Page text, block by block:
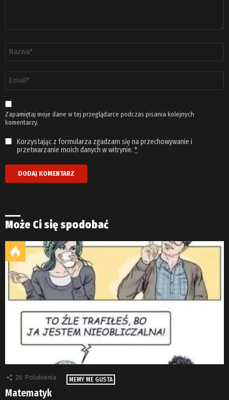
email
*
Zapamiętaj moje dane w tej przeglądarce podczas pisania kolejnych
komentarzy.
Korzystając z formularza zgadzam się na przechowywanie i
przetwarzanie moich danych w witrynie. *
Może Ci się spodobać
26 Polubienia MEMY ME GUSTA
Matematyk